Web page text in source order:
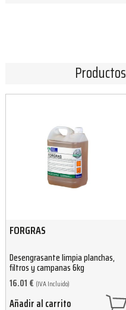
FORGRAS
Desengrasante limpia planchas,
filtros y campanas 6kg
16.01 € (IVA Incluido)
Añadir al carrito